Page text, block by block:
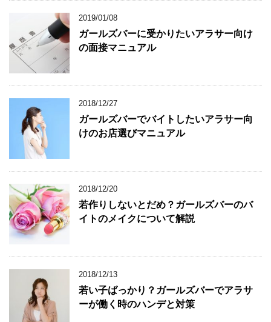
2019/01/08
ガールズバーに受かりたいアラサー向け
の面接マニュアル
2018/12/27
ガールズバーでバイトしたいアラサー向
けのお店選びマニュアル
2018/12/20
若作りしないとだめ？ガールズバーのバ
イトのメイクについて解説
2018/12/13
若い子ばっかり？ガールズバーでアラサ
ーが働く時のハンデと対策